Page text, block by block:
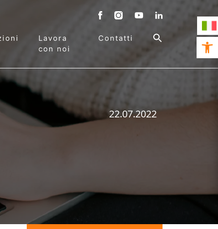
Lavora
con noi
Contatti
22.07.2022